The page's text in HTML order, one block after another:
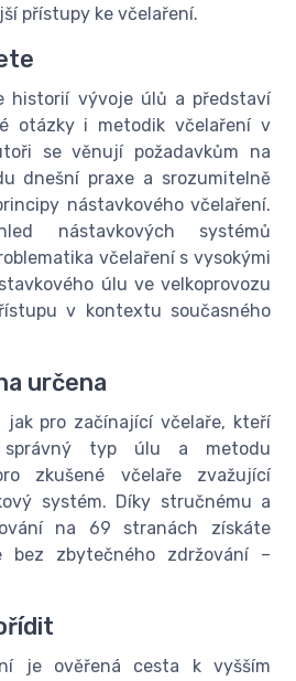
přístupy ke včelaření.
historií vývoje úlů a představí
otázky i metodik včelaření v
se věnují požadavkům na
dnešní praxe a srozumitelně
nástavkového včelaření.
nástavkových systémů
včelaření s vysokými
úlu ve velkoprovozu
v kontextu současného
určena
jak pro začínající včelaře, kteří
typ úlu a metodu
zkušené včelaře zvažující
systém. Díky stručnému a
na 69 stranách získáte
bez zbytečného zdržování –
je ověřená cesta k vyšším